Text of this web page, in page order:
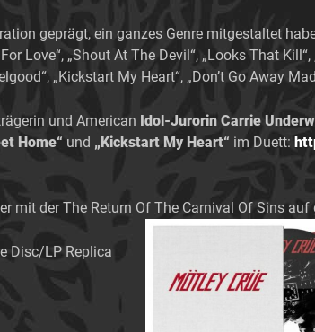
geprägt, ein ganzes Genre mitgestaltet
Love“, „Shout At The Devil“, „Looks That Kill“,
„Kickstart My Heart“, „Don’t Go Away
und American Idol-Jurorin Carrie
Home“ und „Kickstart My Heart“ im Duett:
mit der The Return Of The Carnival Of Sins auf
Disc/LP Replica